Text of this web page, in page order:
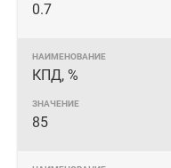
0.7
КПД, %
85